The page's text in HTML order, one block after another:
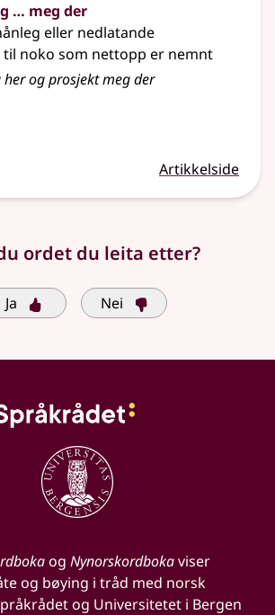
… meg der
eller nedlatande
noko som nettopp er nemnt
og prosjekt meg der
Artikkelside
ordet du leita etter?
Ja Nei
og Nynorskordbokaviser
og bøying i tråd med norsk
og Universitetet i Bergen